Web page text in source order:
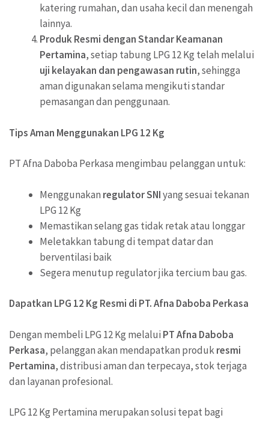
katering rumahan, dan usaha kecil dan menengah
lainnya.
Produk Resmi dengan Standar Keamanan
Pertamina, setiap tabung LPG 12 Kg telah melalui
uji kelayakan dan pengawasan rutin, sehingga
aman digunakan selama mengikuti standar
pemasangan dan penggunaan.
Tips Aman Menggunakan LPG 12 Kg
PT Afna Daboba Perkasa mengimbau pelanggan untuk:
Menggunakan regulator SNIyang sesuai tekanan
LPG 12 Kg
Memastikan selang gas tidak retak atau longgar
Meletakkan tabung di tempat datar dan
berventilasi baik
Segera menutup regulator jika tercium bau gas.
Dapatkan LPG 12 Kg Resmi di PT. Afna Daboba Perkasa
Dengan membeli LPG 12 Kg melalui PTAfna Daboba
Perkasa, pelanggan akan mendapatkan produkresmi
Pertamina, distribusi aman dan terpecaya, stok terjaga
dan layanan profesional.
LPG 12 Kg Pertamina merupakan solusi tepat bagi